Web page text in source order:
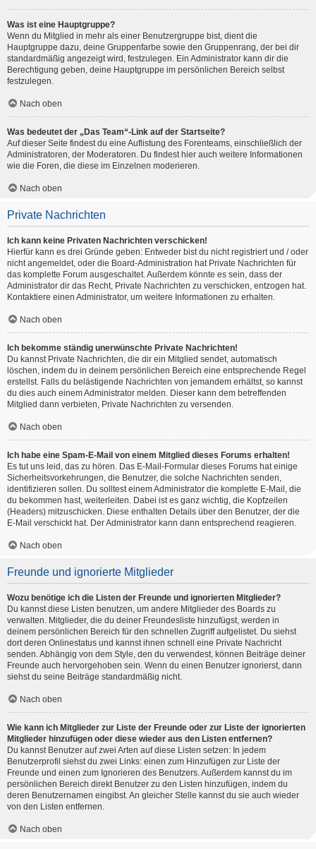
Was ist eine Hauptgruppe?
Wenn du Mitglied in mehr als einer Benutzergruppe bist, dient die
Hauptgruppe dazu, deine Gruppenfarbe sowie den Gruppenrang, der bei dir
standardmäßig angezeigt wird, festzulegen. Ein Administrator kann dir die
Berechtigung geben, deine Hauptgruppe im persönlichen Bereich selbst
festzulegen.
Nach oben
Was bedeutet der „Das Team“-Link auf der Startseite?
Auf dieser Seite findest du eine Auflistung des Forenteams, einschließlich der
Administratoren, der Moderatoren. Du findest hier auch weitere Informationen
wie die Foren, die diese im Einzelnen moderieren.
Nach oben
Private Nachrichten
Ich kann keine Privaten Nachrichten verschicken!
Hierfür kann es drei Gründe geben: Entweder bist du nicht registriert und / oder
nicht angemeldet, oder die Board-Administration hat Private Nachrichten für
das komplette Forum ausgeschaltet. Außerdem könnte es sein, dass der
Administrator dir das Recht, Private Nachrichten zu verschicken, entzogen hat.
Kontaktiere einen Administrator, um weitere Informationen zu erhalten.
Nach oben
Ich bekomme ständig unerwünschte Private Nachrichten!
Du kannst Private Nachrichten, die dir ein Mitglied sendet, automatisch
löschen, indem du in deinem persönlichen Bereich eine entsprechende Regel
erstellst. Falls du belästigende Nachrichten von jemandem erhältst, so kannst
du dies auch einem Administrator melden. Dieser kann dem betreffenden
Mitglied dann verbieten, Private Nachrichten zu versenden.
Nach oben
Ich habe eine Spam-E-Mail von einem Mitglied dieses Forums erhalten!
Es tut uns leid, das zu hören. Das E-Mail-Formular dieses Forums hat einige
Sicherheitsvorkehrungen, die Benutzer, die solche Nachrichten senden,
identifizieren sollen. Du solltest einem Administrator die komplette E-Mail, die
du bekommen hast, weiterleiten. Dabei ist es ganz wichtig, die Kopfzeilen
(Headers) mitzuschicken. Diese enthalten Details über den Benutzer, der die
E-Mail verschickt hat. Der Administrator kann dann entsprechend reagieren.
Nach oben
Freunde und ignorierte Mitglieder
Wozu benötige ich die Listen der Freunde und ignorierten Mitglieder?
Du kannst diese Listen benutzen, um andere Mitglieder des Boards zu
verwalten. Mitglieder, die du deiner Freundesliste hinzufügst, werden in
deinem persönlichen Bereich für den schnellen Zugriff aufgelistet. Du siehst
dort deren Onlinestatus und kannst ihnen schnell eine Private Nachricht
senden. Abhängig von dem Style, den du verwendest, können Beiträge deiner
Freunde auch hervorgehoben sein. Wenn du einen Benutzer ignorierst, dann
siehst du seine Beiträge standardmäßig nicht.
Nach oben
Wie kann ich Mitglieder zur Liste der Freunde oder zur Liste der ignorierten
Mitglieder hinzufügen oder diese wieder aus den Listen entfernen?
Du kannst Benutzer auf zwei Arten auf diese Listen setzen: In jedem
Benutzerprofil siehst du zwei Links: einen zum Hinzufügen zur Liste der
Freunde und einen zum Ignorieren des Benutzers. Außerdem kannst du im
persönlichen Bereich direkt Benutzer zu den Listen hinzufügen, indem du
deren Benutzernamen eingibst. An gleicher Stelle kannst du sie auch wieder
von den Listen entfernen.
Nach oben